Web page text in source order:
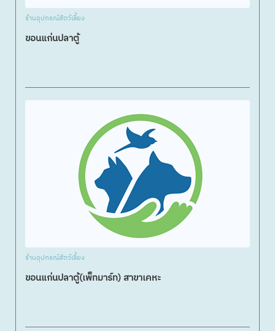
ร้านอุปกรณ์สัตว์เลี้ยง
ขอนแก่นปลาตู้
ร้านอุปกรณ์สัตว์เลี้ยง
ขอนแก่นปลาตู้(เพ็ทมาร์ท) สาขาเคหะ